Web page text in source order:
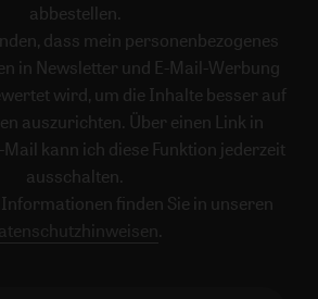
abbestellen.
dass mein personenbezogenes
in Newsletter und E-Mail-Werbung
wird, um die Inhalte besser auf
auszurichten. Über einen Link in
kann ich diese Funktion jederzeit
ausschalten.
finden Sie in unseren
.